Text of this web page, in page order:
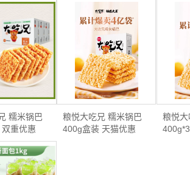
糯米锅巴
重优惠
粮悦大吃兄 糯米锅巴
400g盒装 天猫优惠
粮悦